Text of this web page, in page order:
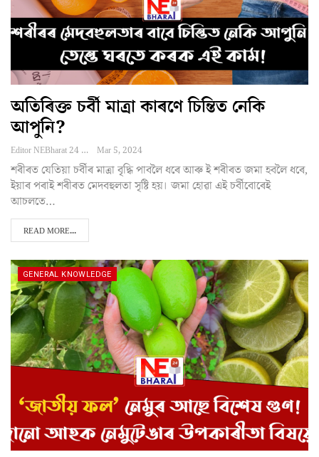
অতিৰিক্ত চৰ্বী মাত্ৰা কাৰণে চিন্তিত নেকি
আপুনি?
Editor NEBharat 24 Mar 5, 2024
শৰীৰত যেতিয়া চৰ্বীৰ মাত্ৰা বৃদ্ধি পাবলৈ ধৰে আৰু ই শৰীৰত জমা হবলৈ ধৰে,
ইয়াৰ পৰাই শৰীৰত মেদবহুলতা সৃষ্টি হয়। জমা হোৱা এই চৰ্বীবোৰেই
আচলতে…
READ MORE...
GENERAL KNOWLEDGE